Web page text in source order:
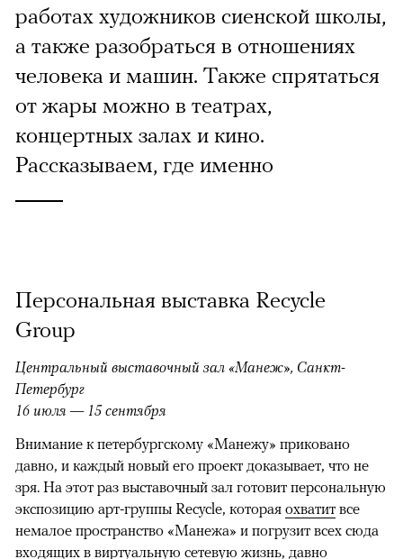
работах художников сиенской школы,
а также разобраться в отношениях
человека и машин. Также спрятаться
от жары можно в театрах,
концертных залах и кино.
Рассказываем, где именно
Персональная выставка Recycle
Group
Центральный выставочный зал «Манеж», Санкт-
Петербург
16 июля — 15 сентября
Внимание к петербургскому «Манежу» приковано
давно, и каждый новый его проект доказывает, что не
зря. На этот раз выставочный зал готовит персональную
экспозицию арт-группы Recycle, которая охватит все
немалое пространство «Манежа» и погрузит всех сюда
входящих в виртуальную сетевую жизнь, давно